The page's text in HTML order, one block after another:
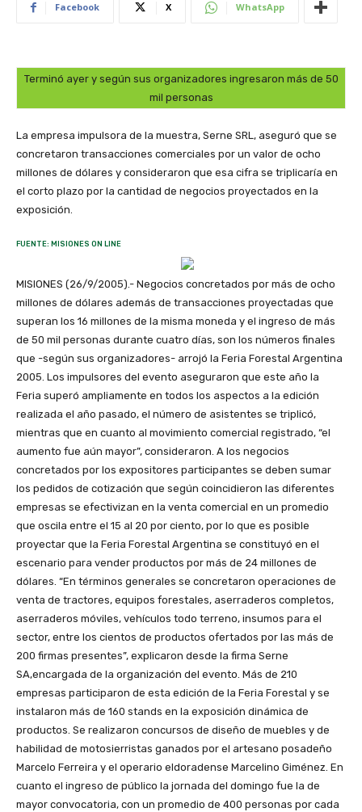
Facebook X WhatsApp
Terminó ayer y según sus organizadores ingresaron más de 50
mil personas
La empresa impulsora de la muestra, Serne SRL, aseguró que se
concretaron transacciones comerciales por un valor de ocho
millones de dólares y consideraron que esa cifra se triplicaría en
el corto plazo por la cantidad de negocios proyectados en la
exposición.
FUENTE: MISIONES ON LINE
MISIONES (26/9/2005).- Negocios concretados por más de ocho
millones de dólares además de transacciones proyectadas que
superan los 16 millones de la misma moneda y el ingreso de más
de 50 mil personas durante cuatro días, son los números finales
que -según sus organizadores- arrojó la Feria Forestal Argentina
2005. Los impulsores del evento aseguraron que este año la
Feria superó ampliamente en todos los aspectos a la edición
realizada el año pasado, el número de asistentes se triplicó,
mientras que en cuanto al movimiento comercial registrado, “el
aumento fue aún mayor”, consideraron. A los negocios
concretados por los expositores participantes se deben sumar
los pedidos de cotización que según coincidieron las diferentes
empresas se efectivizan en la venta comercial en un promedio
que oscila entre el 15 al 20 por ciento, por lo que es posible
proyectar que la Feria Forestal Argentina se constituyó en el
escenario para vender productos por más de 24 millones de
dólares. “En términos generales se concretaron operaciones de
venta de tractores, equipos forestales, aserraderos completos,
aserraderos móviles, vehículos todo terreno, insumos para el
sector, entre los cientos de productos ofertados por las más de
200 firmas presentes”, explicaron desde la firma Serne
SA,encargada de la organización del evento. Más de 210
empresas participaron de esta edición de la Feria Forestal y se
instalaron más de 160 stands en la exposición dinámica de
productos. Se realizaron concursos de diseño de muebles y de
habilidad de motosierristas ganados por el artesano posadeño
Marcelo Ferreira y el operario eldoradense Marcelino Giménez. En
cuanto el ingreso de público la jornada del domingo fue la de
mayor convocatoria, con un promedio de 400 personas por cada